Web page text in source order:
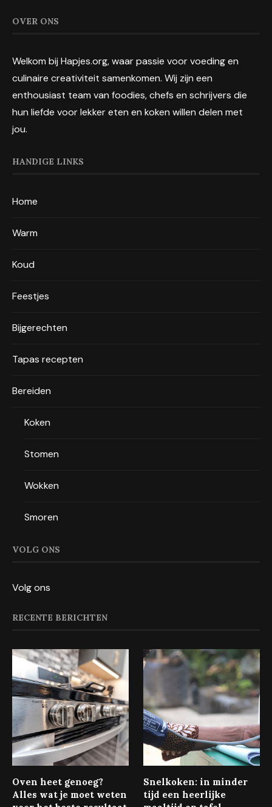
OVER ONS
Welkom bij Hapjes.org, waar passie voor voeding en
culinaire creativiteit samenkomen. Wij zijn een
enthousiast team van foodies, chefs en schrijvers die
hun liefde voor lekker eten en koken willen delen met
jou.
HANDIGE LINKS
Home
Warm
Koud
Feestjes
Bijgerechten
Tapas recepten
Bereiden
Koken
Stomen
Wokken
Smoren
VOLG ONS
Volg ons
RECENTE BERICHTEN
Oven heet genoeg?
Alles wat je moet weten
Snelkoken: in minder
tijd een heerlijke